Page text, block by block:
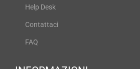
Help Desk
Contattaci
FAQ